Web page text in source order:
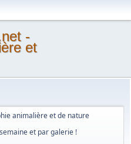
-
et
animalière et de nature
et par galerie !